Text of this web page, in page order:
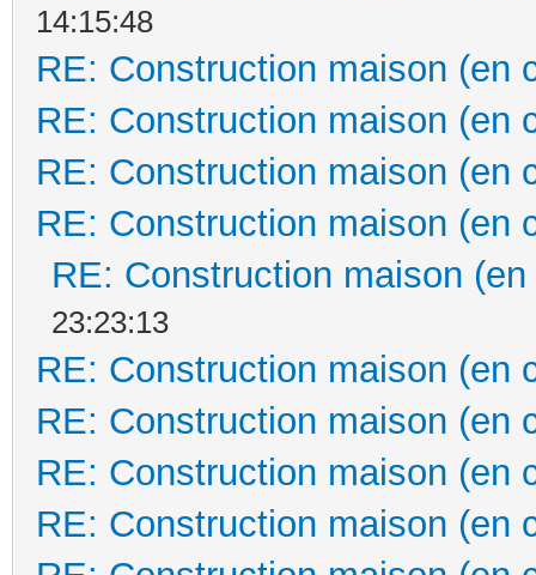
14:15:48
RE: Construction maison (en
RE: Construction maison (en
RE: Construction maison (en
RE: Construction maison (en
RE: Construction maison
23:23:13
RE: Construction maison (en
RE: Construction maison (en
RE: Construction maison (en
RE: Construction maison (en